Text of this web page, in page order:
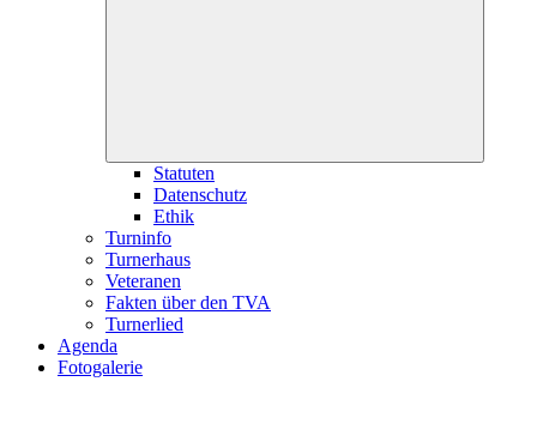
Statuten
Datenschutz
Ethik
Turninfo
Turnerhaus
Veteranen
Fakten über den TVA
Turnerlied
Agenda
Fotogalerie